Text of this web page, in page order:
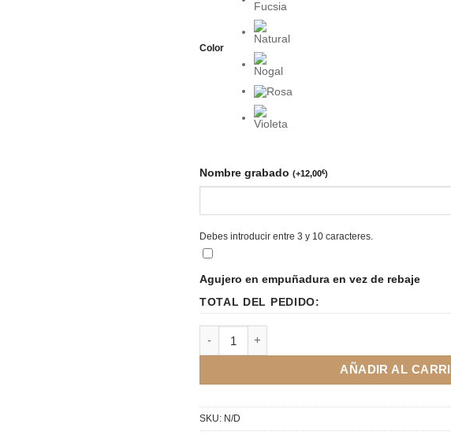
Color
Nombre grabado (+12,00€)
Debes introducir entre 3 y 10 caracteres.
Agujero en empuñadura en vez de rebaje
TOTAL DEL PEDIDO:
AÑADIR AL
SKU: N/D